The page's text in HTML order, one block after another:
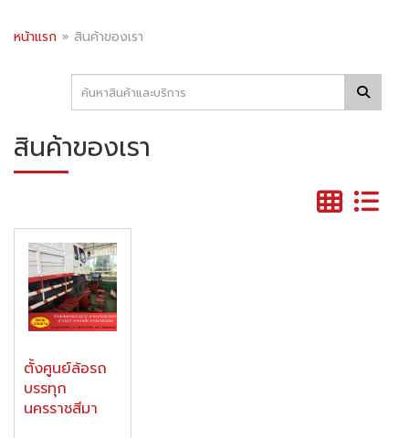
หน้าแรก » สินค้าของเรา
สินค้าของเรา
ตั้งศูนย์ล้อรถ
บรรทุก
นครราชสีมา